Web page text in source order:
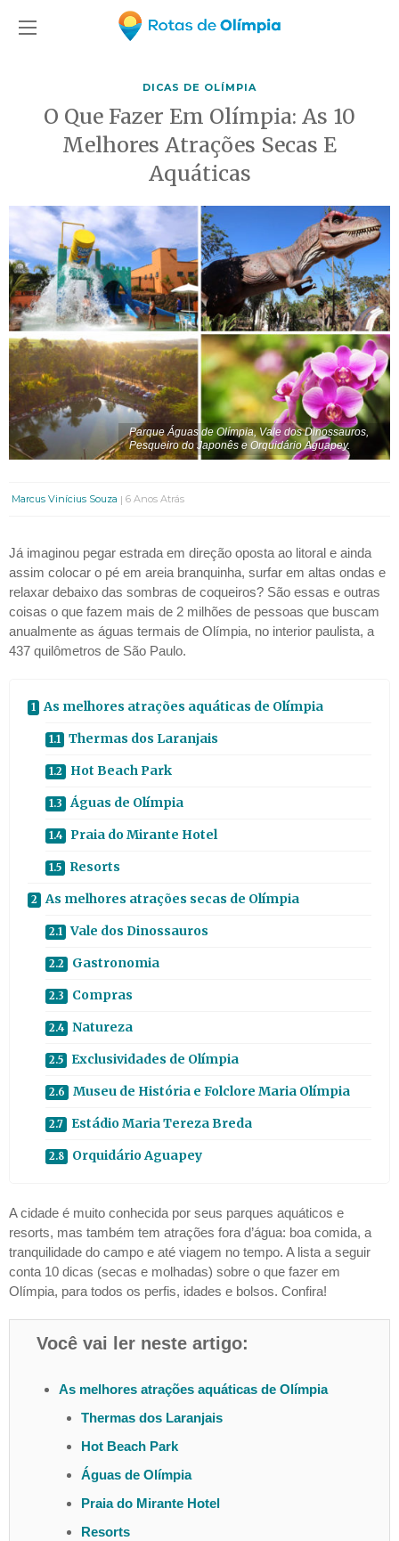
DICAS DE OLÍMPIA
O Que Fazer Em Olímpia: As 10
Melhores Atrações Secas E
Aquáticas
Parque Águas de Olímpia, Vale dos Dinossauros,
Pesqueiro do Japonês e Orquidário Aguapey.
Marcus Vinícius Souza 6 Anos Atrás
Já imaginou pegar estrada em direção oposta ao litoral e ainda
assim colocar o pé em areia branquinha, surfar em altas ondas e
relaxar debaixo das sombras de coqueiros? São essas e outras
coisas o que fazem mais de 2 milhões de pessoas que buscam
anualmente as águas termais de Olímpia, no interior paulista, a
437 quilômetros de São Paulo.
As melhores atrações aquáticas de Olímpia
Thermas dos Laranjais
Hot Beach Park
Águas de Olímpia
Praia do Mirante Hotel
Resorts
As melhores atrações secas de Olímpia
Vale dos Dinossauros
Gastronomia
Compras
Natureza
Exclusividades de Olímpia
Museu de História e Folclore Maria Olímpia
Estádio Maria Tereza Breda
Orquidário Aguapey
A cidade é muito conhecida por seus parques aquáticos e
resorts, mas também tem atrações fora d’água: boa comida, a
tranquilidade do campo e até viagem no tempo. A lista a seguir
conta 10 dicas (secas e molhadas) sobre o que fazer em
Olímpia, para todos os perfis, idades e bolsos. Confira!
Você vai ler neste artigo:
As melhores atrações aquáticas de Olímpia
Thermas dos Laranjais
Hot Beach Park
Águas de Olímpia
Praia do Mirante Hotel
Resorts